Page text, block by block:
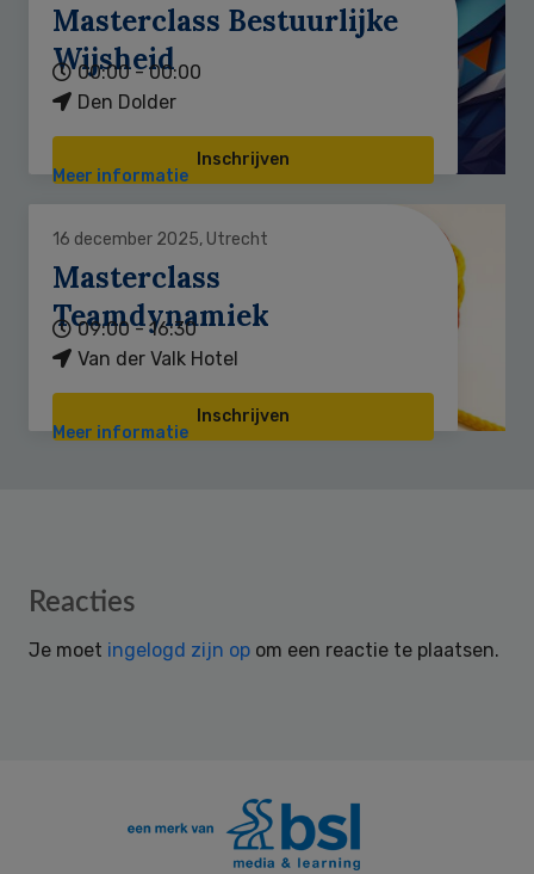
Masterclass Bestuurlijke
Wijsheid
00:00 - 00:00
Den Dolder
Inschrijven
Meer informatie
16 december 2025, Utrecht
Masterclass
Teamdynamiek
09:00 - 16:30
Van der Valk Hotel
Inschrijven
Meer informatie
Reader
Reacties
Je moet ingelogd zijn op om een reactie te plaatsen.